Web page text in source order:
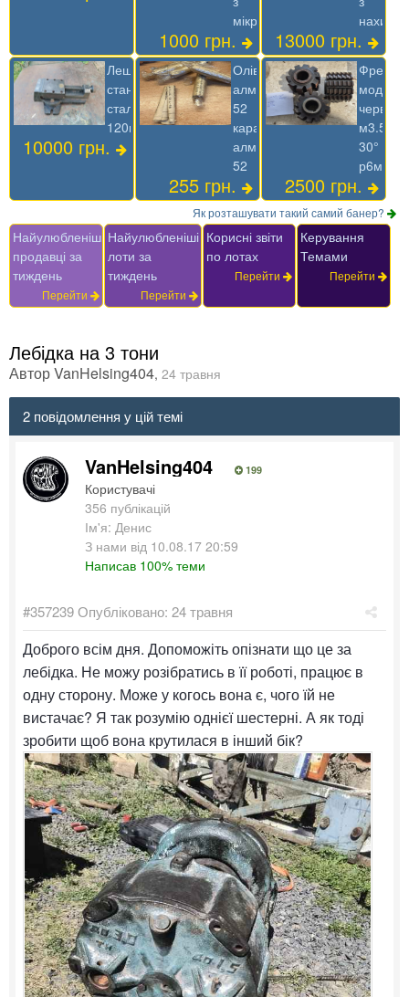
мікроподачей
1000 грн. 13000 грн.
Лещата
станочні
сталеві
120мм
10000 грн.
Олівець
алмазний
52
карандаш
алмазный
52
255 грн.
Фреза
м3.5
30°
р6м5
2500 грн.
Як розташувати такий самий банер?
Найулюбленіші
продавці за
тиждень
Перейти
Найулюбленіші
лоти за
тиждень
Перейти
Корисні звіти
по лотах
Перейти
Керування
Темами
Перейти
Лебідка на 3 тони
АвторVanHelsing404, 24 травня
2 повідомлення у цій темі
VanHelsing404 199
Користувачі
356 публікацій
Ім'я: Денис
З нами від 10.08.17 20:59
Написав 100% теми
#357239Опубліковано: 24 травня
Доброго всім дня. Допоможіть опізнати що це за
лебідка. Не можу розібратись в її роботі, працює в
одну сторону. Може у когось вона є, чого їй не
вистачає? Я так розумію однієї шестерні. А як тоді
зробити щоб вона крутилася в інший бік?